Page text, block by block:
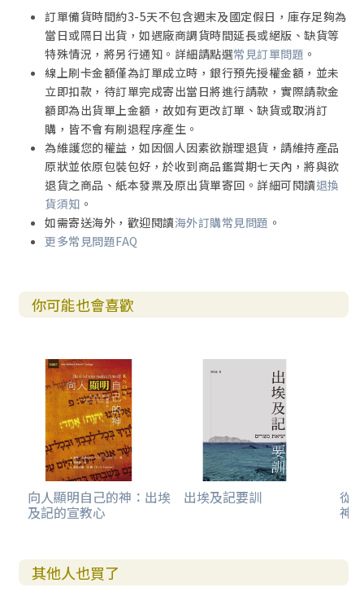
訂單備貨時間約3-5天不包含週末及國定假日，庫存足夠為
當日或隔日出貨，如遇廠商調貨時間延長或絕版、缺貨等
特殊情況，將另行通知。詳細請點選常見訂單問題 。
線上刷卡金額僅為訂單成立時，銀行預先授權金額，並未
立即扣款，待訂單完成寄出當日將進行請款，實際請款金
額即為出貨單上金額，故如有更改訂單、缺貨或取消訂
購，皆不會有刷退程序產生。
為維護您的權益，如因個人因素欲辦理退貨，請維持產品
原狀並依原包裝包好，於收到商品鑑賞期七天內，將與欲
退貨之商品、紙本發票及原出貨單寄回。詳細可閱讀退換
貨須知 。
如需寄送海外，歡迎閱讀海外訂購常見問題 。
更多常見問題FAQ
你可能也會喜歡
向人顯明自己的神：出埃
及記的宣教心
出埃及記要訓 從
神
其他人也買了